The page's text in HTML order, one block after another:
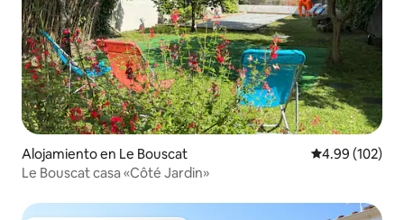
Alojamiento en Le Bouscat Calificación
4.99 (102)
Le Bouscat casa «Côté Jardin»